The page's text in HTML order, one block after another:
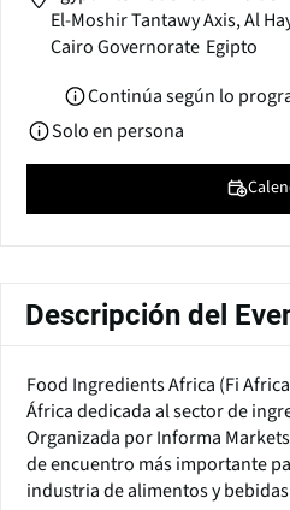
n
d
o
w
El-Moshir Tantawy Axis, Al
Cairo Governorate Egipto
Continúa según lo
Solo en persona
Descripción del
Food Ingredients Africa (Fi
África dedicada al sector de
Organizada por Informa
de encuentro más importante
industria de alimentos y